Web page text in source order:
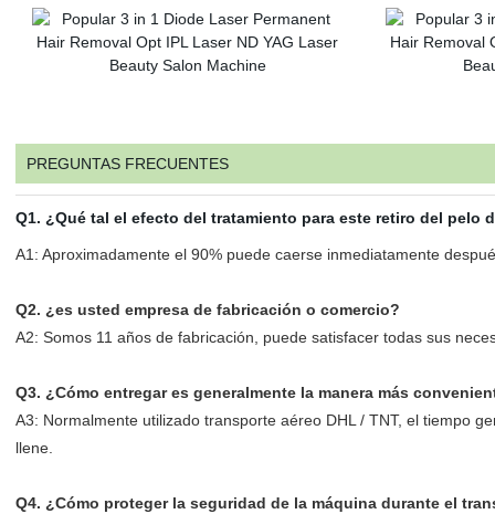
PREGUNTAS FRECUENTES
Q1. ¿Qué tal el efecto del tratamiento para este retiro del pelo
A1: Aproximadamente el 90% puede caerse inmediatamente
Q2. ¿es usted empresa de fabricación o comercio?
A2: Somos 11 años de fabricación, puede satisfacer todas sus
Q3. ¿Cómo entregar es generalmente la manera más
A3: Normalmente utilizado transporte aéreo DHL / TNT, el tiempo
llene.
Q4. ¿Cómo proteger la seguridad de la máquina durante el